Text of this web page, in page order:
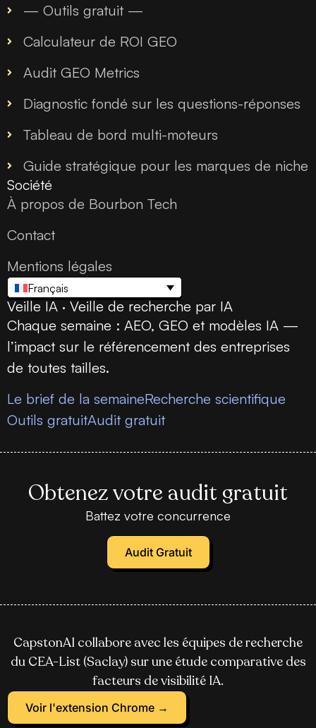
— Outils gratuit —
Calculateur de ROI GEO
Audit GEO Metrics
Diagnostic fondé sur les questions-réponses
Tableau de bord multi-moteurs
Guide stratégique pour les marques de niche
Société
À propos de Bourbon Tech
Contact
Mentions légales
Français
Veille IA · Veille de recherche par IA
Chaque semaine : AEO, GEO et modèles IA —
l’impact sur le référencement des entreprises
de toutes tailles.
Le brief de la semaineRecherche scientifique
Outils gratuitAudit gratuit
Obtenez votre audit gratuit
Battez votre concurrence
Audit Gratuit
CapstonAI collabore avec les équipes de recherche
du CEA-List (Saclay) sur une étude comparative des
facteurs de visibilité IA.
Voir l'extension Chrome →